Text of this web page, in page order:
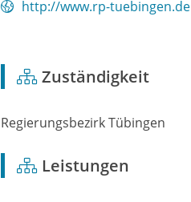
http://www.rp-tuebingen.de
Zuständigkeit
Regierungsbezirk Tübingen
Leistungen